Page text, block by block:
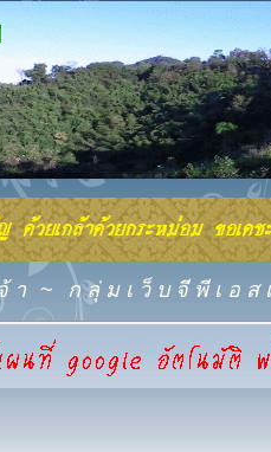
า ~ ก ลุ่ ม เ ว็ บ จี พี เ อ